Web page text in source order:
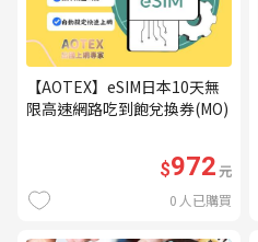
【AOTEX】eSIM日本10天無
限高速網路吃到飽兌換券(MO)
$972元
0 人已購買